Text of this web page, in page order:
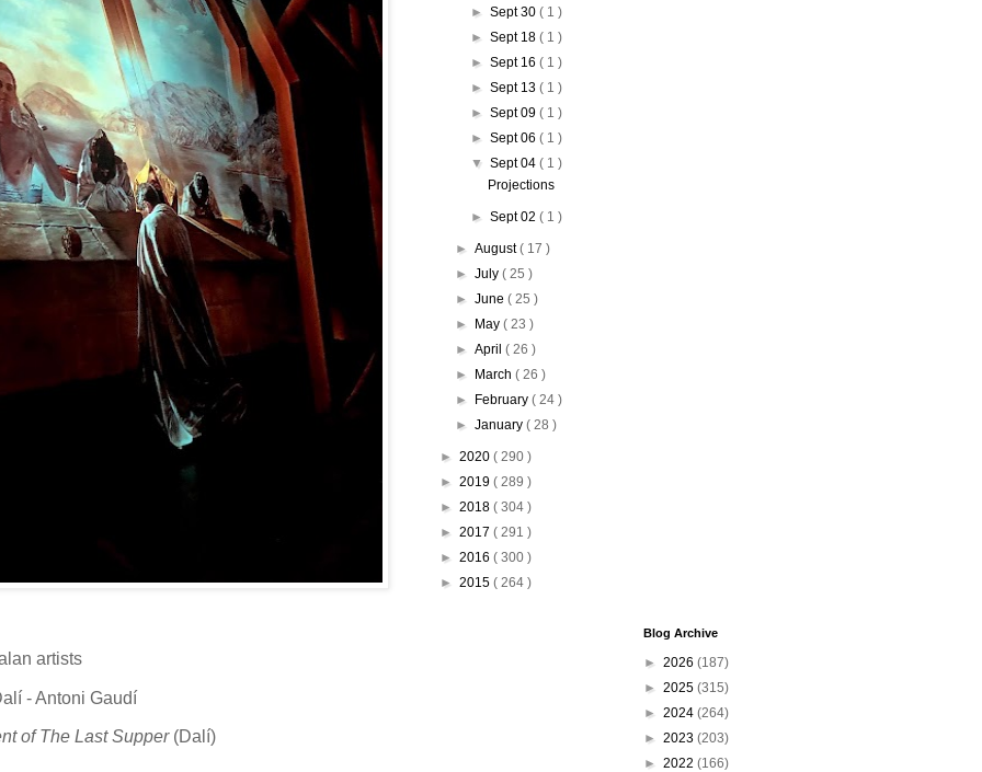
artists
- Antoni Gaudí
of The Last Supper(Dalí)
►Sept 30( 1 )
►Sept 18( 1 )
►Sept 16( 1 )
►Sept 13( 1 )
►Sept 09( 1 )
►Sept 06( 1 )
▼Sept 04( 1 )
Projections
►Sept 02( 1 )
► August( 17 )
► July ( 25 )
► June ( 25 )
►
May ( 23 )
► April ( 26 )
►
March ( 26 )
►
February ( 24 )
► January ( 28 )
► 2020 ( 290 )
► 2019 ( 289 )
► 2018 ( 304 )
► 2017 ( 291 )
► 2016 ( 300 )
► 2015 ( 264 )
Blog Archive
► 2026 (187)
► 2025 (315)
► 2024 (264)
► 2023 (203)
► 2022 (166)